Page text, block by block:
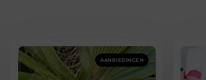
AANBIEDINGEN